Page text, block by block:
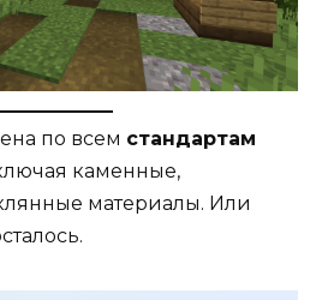
по всем стандартам
каменные,
материалы. Или